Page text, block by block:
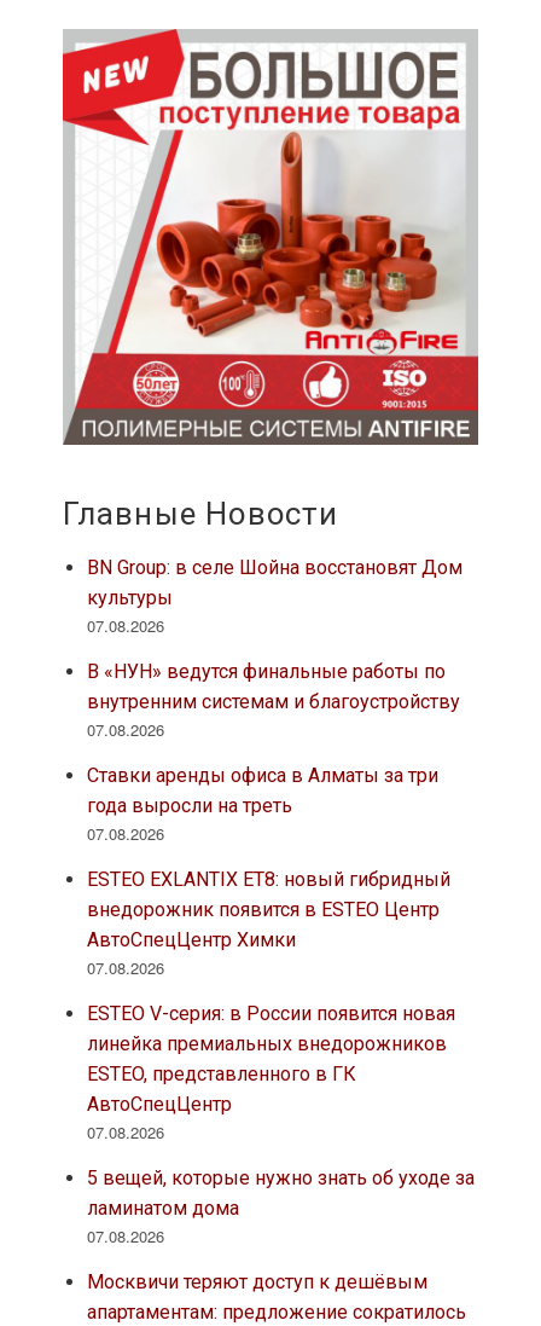
Главные Новости
BN Group: в селе Шойна восстановят Дом
культуры
07.08.2026
В «НУН» ведутся финальные работы по
внутренним системам и благоустройству
07.08.2026
Ставки аренды офиса в Алматы за три
года выросли на треть
07.08.2026
ESTEO EXLANTIX ET8: новый гибридный
внедорожник появится в ESTEO Центр
АвтоСпецЦентр Химки
07.08.2026
ESTEO V-серия: в России появится новая
линейка премиальных внедорожников
ESTEO, представленного в ГК
АвтоСпецЦентр
07.08.2026
5 вещей, которые нужно знать об уходе за
ламинатом дома
07.08.2026
Москвичи теряют доступ к дешёвым
апартаментам: предложение сократилось